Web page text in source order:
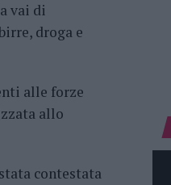
vai di
droga e
alle forze
allo
contestata